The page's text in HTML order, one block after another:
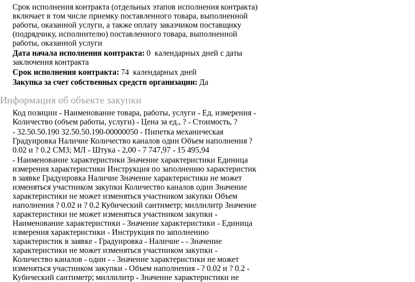
Срок исполнения контракта (отдельных этапов исполнения контракта)
включает в том числе приемку поставленного товара, выполненной
работы, оказанной услуги, а также оплату заказчиком поставщику
(подрядчику, исполнителю) поставленного товара, выполненной
работы, оказанной услуги
Дата начала исполнения контракта: 0 календарных дней с даты
заключения контракта
Срок исполнения контракта: 74 календарных дней
Закупка за счет собственных средств организации: Да
Информация об объекте закупки
Код позиции - Наименование товара, работы, услуги - Ед. измерения -
Количество (объем работы, услуги) - Цена за ед., ? - Стоимость, ?
- 32.50.50.190 32.50.50.190-00000050 - Пипетка механическая
Градуировка Наличие Количество каналов один Объем наполнения ?
0.02 и ? 0.2 СМ3; МЛ - Штука - 2,00 - 7 747,97 - 15 495,94
- Наименование характеристики Значение характеристики Единица
измерения характеристики Инструкция по заполнению характеристик
в заявке Градуировка Наличие Значение характеристики не может
изменяться участником закупки Количество каналов один Значение
характеристики не может изменяться участником закупки Объем
наполнения ? 0.02 и ? 0.2 Кубический сантиметр; миллилитр Значение
характеристики не может изменяться участником закупки -
Наименование характеристики - Значение характеристики - Единица
измерения характеристики - Инструкция по заполнению
характеристик в заявке - Градуировка - Наличие - - Значение
характеристики не может изменяться участником закупки -
Количество каналов - один - - Значение характеристики не может
изменяться участником закупки - Объем наполнения - ? 0.02 и ? 0.2 -
Кубический сантиметр; миллилитр - Значение характеристики не